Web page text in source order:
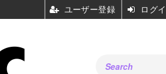
ユーザー登録 ログ